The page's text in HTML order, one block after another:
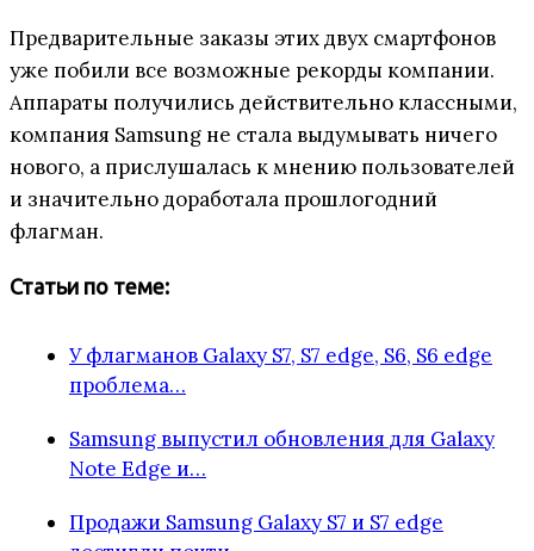
Предварительные заказы этих двух смартфонов
уже побили все возможные рекорды компании.
Аппараты получились действительно классными,
компания Samsung не стала выдумывать ничего
нового, а прислушалась к мнению пользователей
и значительно доработала прошлогодний
флагман.
Статьи по теме:
У флагманов Galaxy S7, S7 edge, S6, S6 edge
проблема…
Samsung выпустил обновления для Galaxy
Note Edge и…
Продажи Samsung Galaxy S7 и S7 edge